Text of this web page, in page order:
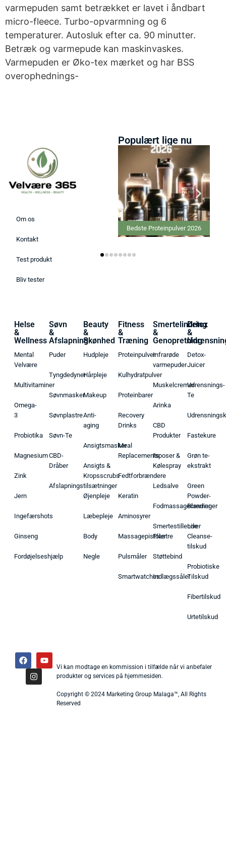
varmepuden samt betrækket er lavet i åndbart
micro-fleece. Turbo-opvarmning og 6
temperaturer. Autosluk efter ca. 90 minutter.
Betræk og varmepude kan maskinvaskes.
Varmepuden er Øko-tex mærket og har BSS
overophednings-
Om os
Kontakt
Test produkt
Bliv tester
Populært lige nu
Bedste Proteinpulver 2026
Helse
&
Wellness
Mental
Velvære
Multivitaminer
Omega-
3
Probiotika
Magnesium
Zink
Jern
Ingefærshots
Ginseng
Fordøjelseshjælp
Søvn
&
Afslapning
Puder
Tyngdedyner
Søvnmasker
Søvnplastre
Søvn-Te
CBD-
Dråber
Afslapningstilsætninger
Beauty
&
Skønhed
Hudpleje
Hårpleje
Makeup
Anti-
aging
Ansigtsmasker
Ansigts &
Kropsscrubs
Øjenpleje
Læbepleje
Body
Negle
Fitness
&
Træning
Proteinpulver
Kulhydratpulver
Proteinbarer
Recovery
Drinks
Meal
Replacements
Fedtforbrændere
Keratin
Aminosyrer
Massagepistoler
Pulsmåler
Smartwatches
Smertelindring
&
Genopretning
Infrarøde
varmepuder
Muskelcremer
Arinka
CBD
Produkter
Isposer &
Kølespray
Ledsalve
Fodmassagecremer
Smertestillende
Plastre
Støttebind
Indlægssåler
Detox
&
Detox-
Juicer
Udrensnings-
Te
Fastekure
Grøn te-
ekstrakt
Green
Powder-
Blandinger
Liver
Cleanse-
tilskud
Probiotiske
Tilskud
Fibertilskud
Urtetilskud
Vi kan modtage en kommission i tilfælde når vi anbefaler
produkter og services på hjemmesiden.
Copyright © 2024 Marketing Group Malaga™, All Rights
Reserved